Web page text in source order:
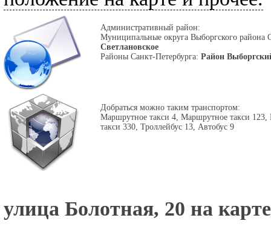
Административный район:
Муниципальные округа Выборгского
Светлановское
Районы Санкт-Петербурга: Район
Добраться можно таким транспортом:
Маршрутное такси 4, Маршрутное такси
такси 330, Троллейбус 13, Автобус 9
улица Болотная, 20 на